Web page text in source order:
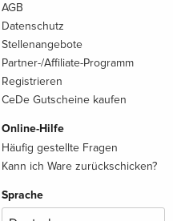
AGB
Datenschutz
Stellenangebote
Partner-/Affiliate-Programm
Registrieren
CeDe Gutscheine kaufen
Online-Hilfe
Häufig gestellte Fragen
Kann ich Ware zurückschicken?
Sprache